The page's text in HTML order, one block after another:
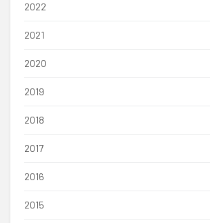
2022
2021
2020
2019
2018
2017
2016
2015